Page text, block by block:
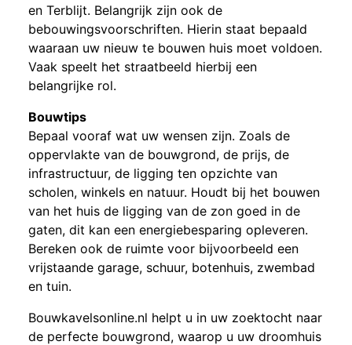
en Terblijt. Belangrijk zijn ook de
bebouwingsvoorschriften. Hierin staat bepaald
waaraan uw nieuw te bouwen huis moet voldoen.
Vaak speelt het straatbeeld hierbij een
belangrijke rol.
Bouwtips
Bepaal vooraf wat uw wensen zijn. Zoals de
oppervlakte van de bouwgrond, de prijs, de
infrastructuur, de ligging ten opzichte van
scholen, winkels en natuur. Houdt bij het bouwen
van het huis de ligging van de zon goed in de
gaten, dit kan een energiebesparing opleveren.
Bereken ook de ruimte voor bijvoorbeeld een
vrijstaande garage, schuur, botenhuis, zwembad
en tuin.
Bouwkavelsonline.nl helpt u in uw zoektocht naar
de perfecte bouwgrond, waarop u uw droomhuis